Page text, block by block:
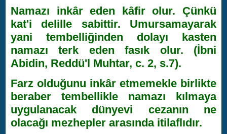
Namazı inkâr eden kâfir olur. Çünkü
kat'i delille sabittir. Umursamayarak
yani tembelliğinden dolayı kasten
namazı terk eden fasık olur. (İbni
Abidin, Reddü'l Muhtar, c. 2, s.7).
Farz olduğunu inkâr etmemekle birlikte
beraber tembellikle namazı kılmaya
uygulanacak dünyevi cezanın ne
olacağı mezhepler arasında itilaflıdır.